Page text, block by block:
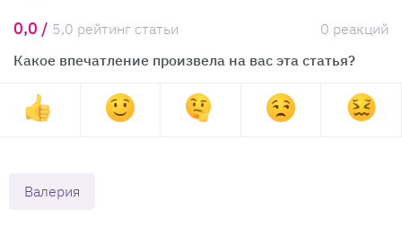
0,0 / 5,0 рейтинг статьи
0 реакций
Какое впечатление произвела на вас эта статья?
Валерия